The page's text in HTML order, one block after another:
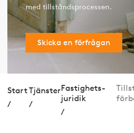
med tillståndsprocessen.
Skicka en förfrågan
Start
/
Tjänster
/
Fastig­hets­
juridik
/